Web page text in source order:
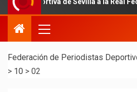
de Sevilla a la Real
Federación de Periodistas
> 10 > 02